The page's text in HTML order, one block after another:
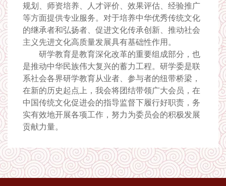
规划、师资培养、人才评价、效果评估、经验推广
等方面提供专业服务。对于培养中华优秀传统文化
的继承者和弘扬者、促进文化传承创新、推动社会
主义先进文化高质量发展具有基础性作用。
研学教育是教育深化改革的重要组成部分，也
是推动中华民族伟大复兴的蓄力工程。研学委是联
系社会各界研学教育从业者、参与者的纽带桥梁，
在新的历史起点上，我会将团结带领广大会员，在
中国传统文化促进会的指导监督下履行好职责，务
实有效地开展各项工作，努力为委员会的积极发展
贡献力量。